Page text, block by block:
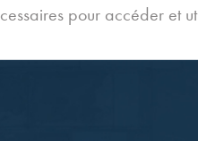
pour accéder et